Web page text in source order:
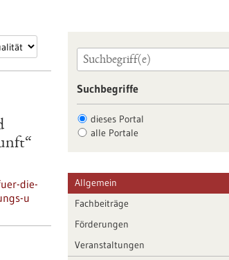
die-
u
Suchbegriffe
dieses Portal
alle Portale
Allgemein
Fachbeiträge
Förderungen
Veranstaltungen